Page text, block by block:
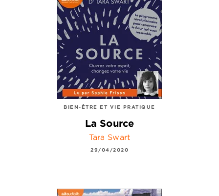
BIEN-ÊTRE ET VIE PRATIQUE
La Source
Tara Swart
29/04/2020